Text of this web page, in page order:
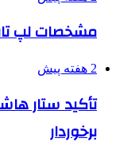
مشخصات لپ
2 هفته پیش
تأکید ستار
برخوردار